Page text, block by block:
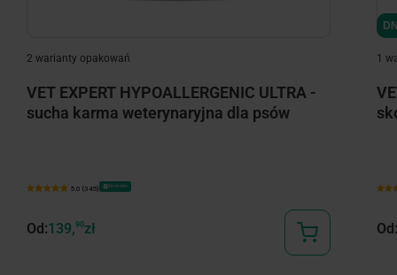
2 warianty opakowań
VET EXPERT HYPOALLERGENIC ULTRA -
sucha karma weterynaryjna dla psów
5.0 (345) Bestseller
Od:139,90zł
1